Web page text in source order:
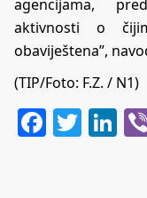
agencijama,
aktivnosti o
obaviještena”,
(TIP/Foto: F.Z. / N1)